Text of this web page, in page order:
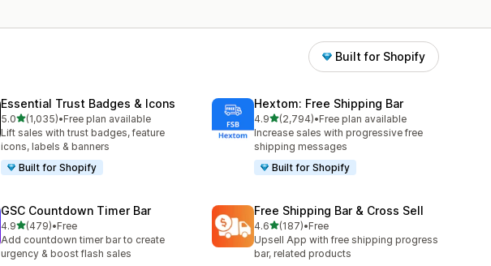
Built for Shopify
Essential Trust Badges & Icons
5.0เต็ม 5 ดาว
(1,035)
ทั้งหมด 1035 รีวิว
•Free plan available
Lift sales with trust badges, feature
icons, labels & banners
Built for Shopify
Hextom: Free Shipping Bar
4.9เต็ม 5 ดาว
(2,794)
ทั้งหมด 2794 รีวิว
•Free plan available
Increase sales with progressive free
shipping messages
Built for Shopify
GSC Countdown Timer Bar
4.9เต็ม 5 ดาว
(479)
ทั้งหมด 479 รีวิว
•Free
Add countdown timer bar to create
urgency & boost flash sales
Free Shipping Bar & Cross Sell
4.6เต็ม 5 ดาว
(187)
ทั้งหมด 187 รีวิว
•Free
Upsell App with free shipping progress
bar, related products